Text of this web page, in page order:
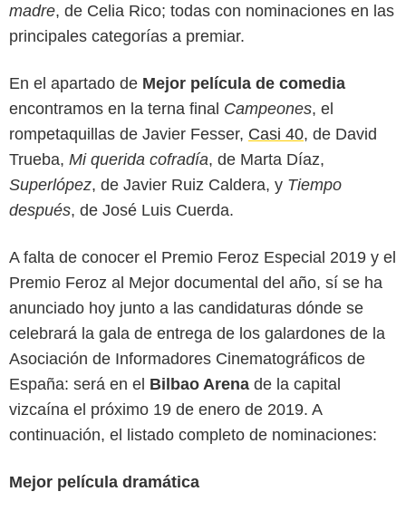
madre, de Celia Rico; todas con nominaciones en las
principales categorías a premiar.
En el apartado de Mejor película de comedia
encontramos en la terna final Campeones, el
rompetaquillas de Javier Fesser, Casi 40, de David
Trueba, Mi querida cofradía, de Marta Díaz,
Superlópez, de Javier Ruiz Caldera, y Tiempo
después, de José Luis Cuerda.
A falta de conocer el Premio Feroz Especial 2019 y el
Premio Feroz al Mejor documental del año, sí se ha
anunciado hoy junto a las candidaturas dónde se
celebrará la gala de entrega de los galardones de la
Asociación de Informadores Cinematográficos de
España: será en el Bilbao Arena de la capital
vizcaína el próximo 19 de enero de 2019. A
continuación, el listado completo de nominaciones:
Mejor película dramática